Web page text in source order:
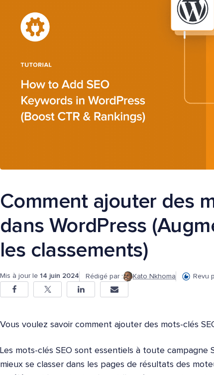
Comment ajouter des
dans WordPress
les classements)
Mis à jour le 14 juin 2024 Rédigé par : Kato Nkhoma Revu
Vous voulez savoir comment ajouter des mots-clés
Les mots-clés SEO sont essentiels à toute campagne
mieux se classer dans les pages de résultats des